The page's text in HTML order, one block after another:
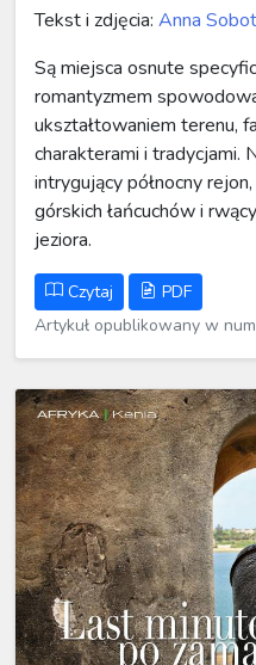
Tekst i zdjęcia: Anna
Są miejsca osnute
romantyzmem
ukształtowaniem terenu,
charakterami i tradycjami.
intrygujący północny
górskich łańcuchów i
jeziora.
Czytaj
PDF
Artykuł opublikowany w